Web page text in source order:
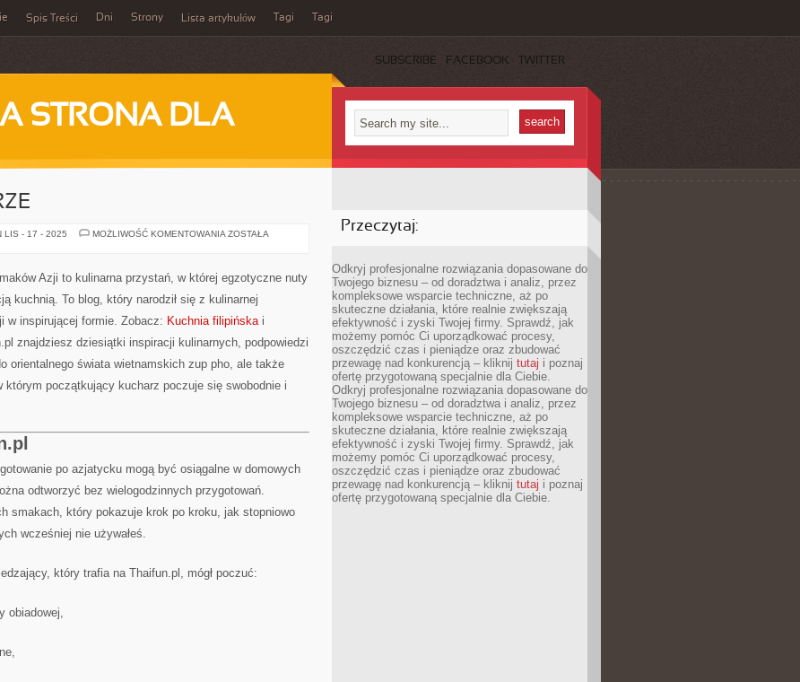
Spis Treści Dni Strony Lista artykułów Tagi Tagi
SUBSCRIBE FACEBOOK TWITTER
STRONA DLA
LIS - 17 - 2025 MOŻLIWOŚĆ KOMENTOWANIA POTRAWY
ZOSTAŁA
Azji to kulinarna przystań, w której egzotyczne nuty
kuchnią. To blog, który narodził się z kulinarnej
w inspirującej formie. Zobacz: Kuchnia filipińskai
znajdziesz dziesiątki inspiracji kulinarnych, podpowiedzi
orientalnego świata wietnamskich zup pho, ale także
którym początkujący kucharz poczuje się swobodnie i
po azjatycku mogą być osiągalne w domowych
odtworzyć bez wielogodzinnych przygotowań.
smakach, który pokazuje krok po kroku, jak stopniowo
wcześniej nie używałeś.
który trafia na Thaifun.pl, mógł poczuć:
obiadowej,
Przeczytaj:
Odkryj profesjonalne rozwiązania dopasowane do
Twojego biznesu – od doradztwa i analiz, przez
kompleksowe wsparcie techniczne, aż po
skuteczne działania, które realnie zwiększają
efektywność i zyski Twojej firmy. Sprawdź, jak
możemy pomóc Ci uporządkować procesy,
oszczędzić czas i pieniądze oraz zbudować
przewagę nad konkurencją – kliknij tutaj i poznaj
ofertę przygotowaną specjalnie dla Ciebie.
Odkryj profesjonalne rozwiązania dopasowane do
Twojego biznesu – od doradztwa i analiz, przez
kompleksowe wsparcie techniczne, aż po
skuteczne działania, które realnie zwiększają
efektywność i zyski Twojej firmy. Sprawdź, jak
możemy pomóc Ci uporządkować procesy,
oszczędzić czas i pieniądze oraz zbudować
przewagę nad konkurencją – kliknij tutaj i poznaj
ofertę przygotowaną specjalnie dla Ciebie.